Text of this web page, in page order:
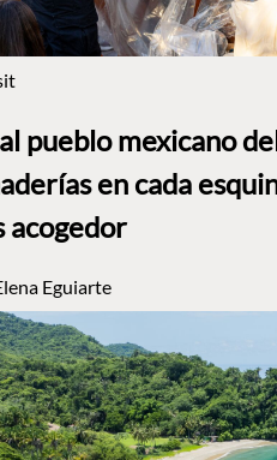
pueblo mexicano
en cada
acogedor
Eguiarte